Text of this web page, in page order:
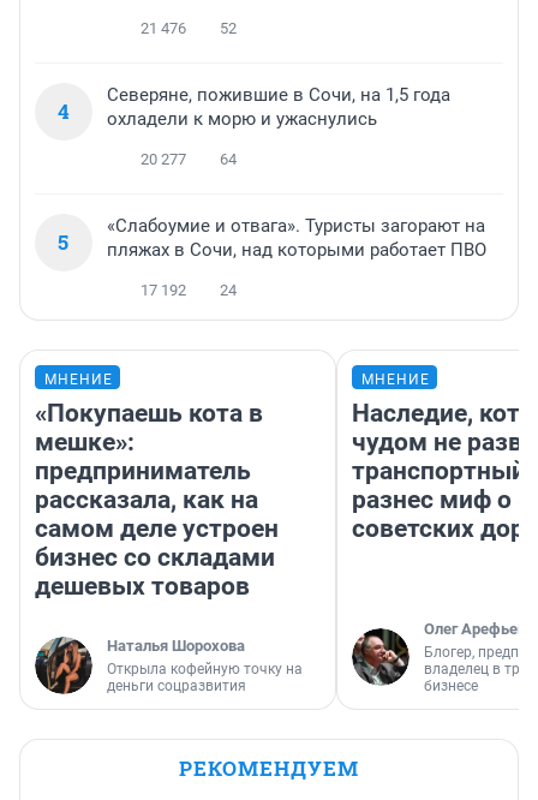
21 476 52
4
Северяне, пожившие в Сочи, на 1,5 года
охладели к морю и ужаснулись
20 277 64
5
«Слабоумие и отвага». Туристы загорают на
пляжах в Сочи, над которыми работает ПВО
17 192 24
МНЕНИЕ
«Покупаешь кота в
мешке»:
предприниматель
рассказала, как на
самом деле устроен
бизнес со складами
дешевых товаров
Наталья Шорохова
Открыла кофейную точку на
деньги соцразвития
МНЕНИЕ
Наследие,
чудом не
транспортный
разнес миф о
советских
Олег Арефьев
Блогер,
владелец в
бизнесе
РЕКОМЕНДУЕМ